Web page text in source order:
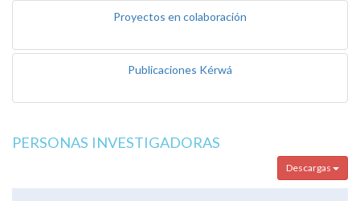
Proyectos en colaboración
Publicaciones Kérwá
PERSONAS INVESTIGADORAS
Descargas